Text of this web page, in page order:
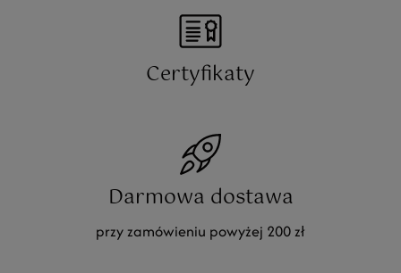
Certyfikaty
Darmowa dostawa
przy zamówieniu powyżej 200 zł